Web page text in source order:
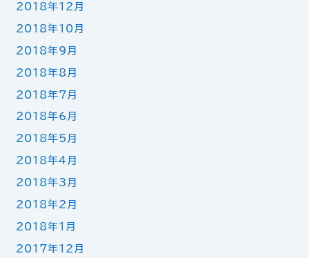
2018年12月
2018年10月
2018年9月
2018年8月
2018年7月
2018年6月
2018年5月
2018年4月
2018年3月
2018年2月
2018年1月
2017年12月